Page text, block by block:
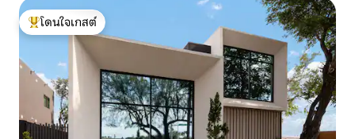
โดนใจเกสต์ที่สุด
โดนใจเกสต์